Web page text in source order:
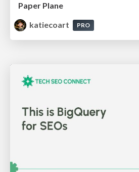
Paper Plane
katiecoart
PRO